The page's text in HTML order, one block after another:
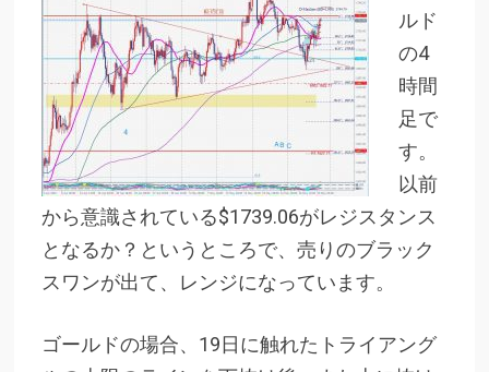
ルド
の4
時間
足で
す。
以前
から意識されている$1739.06がレジスタンス
となるか？というところで、売りのブラック
スワンが出て、レンジになっています。
ゴールドの場合、19日に触れたトライアング